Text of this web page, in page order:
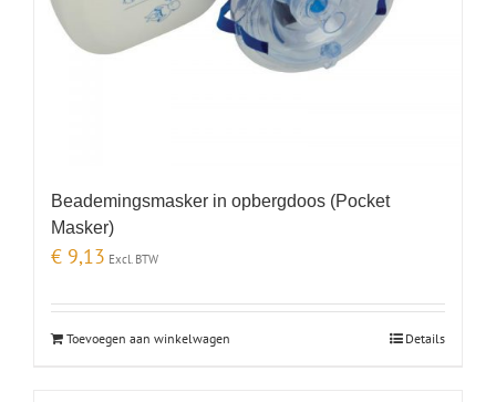
Beademingsmasker in opbergdoos (Pocket
Masker)
€ 9,13 Excl. BTW
Toevoegen aan winkelwagen Details